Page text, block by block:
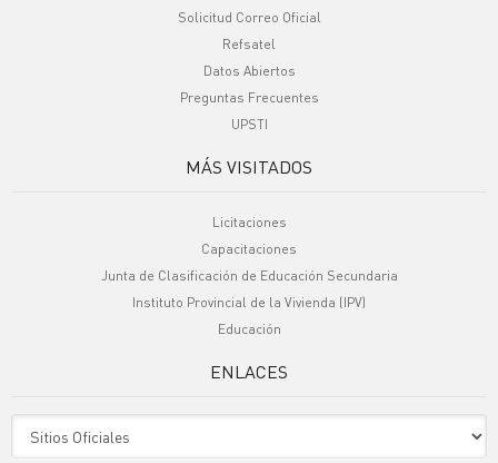
Solicitud Correo Oficial
Refsatel
Datos Abiertos
Preguntas Frecuentes
UPSTI
MÁS VISITADOS
Licitaciones
Capacitaciones
Junta de Clasificación de Educación Secundaria
Instituto Provincial de la Vivienda (IPV)
Educación
ENLACES